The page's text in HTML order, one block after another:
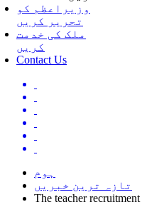
وزیراعظم کو
تحریر کریں
ملک کی خدمت
کریں
Contact Us
ہوم
تازہ ترین خبریں
The teacher